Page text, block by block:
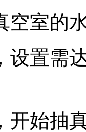
空室的
设置需
开始抽